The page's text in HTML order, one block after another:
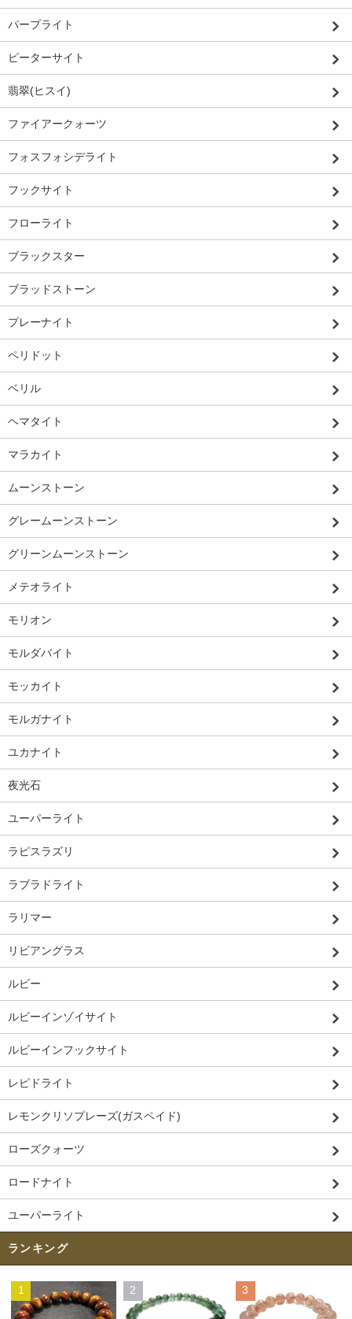
パープライト
ピーターサイト
翡翠(ヒスイ)
ファイアークォーツ
フォスフォシデライト
フックサイト
フローライト
ブラックスター
ブラッドストーン
プレーナイト
ペリドット
ベリル
ヘマタイト
マラカイト
ムーンストーン
グレームーンストーン
グリーンムーンストーン
メテオライト
モリオン
モルダバイト
モッカイト
モルガナイト
ユカナイト
夜光石
ユーパーライト
ラピスラズリ
ラブラドライト
ラリマー
リビアングラス
ルビー
ルビーインゾイサイト
ルビーインフックサイト
レピドライト
レモンクリソプレーズ(ガスペイド)
ローズクォーツ
ロードナイト
ユーパーライト
ランキング
1 2 3